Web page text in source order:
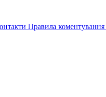
Правила коментування